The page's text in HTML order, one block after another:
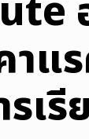
าแ
เ